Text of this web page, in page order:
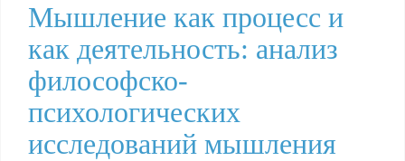
Мышление как процесс и
как деятельность: анализ
философско-
психологических
исследований мышления